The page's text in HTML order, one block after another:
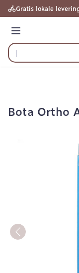
Ga naar de inhoud
Gratis lokale
Menu
Product, merk,
Bota Ortho